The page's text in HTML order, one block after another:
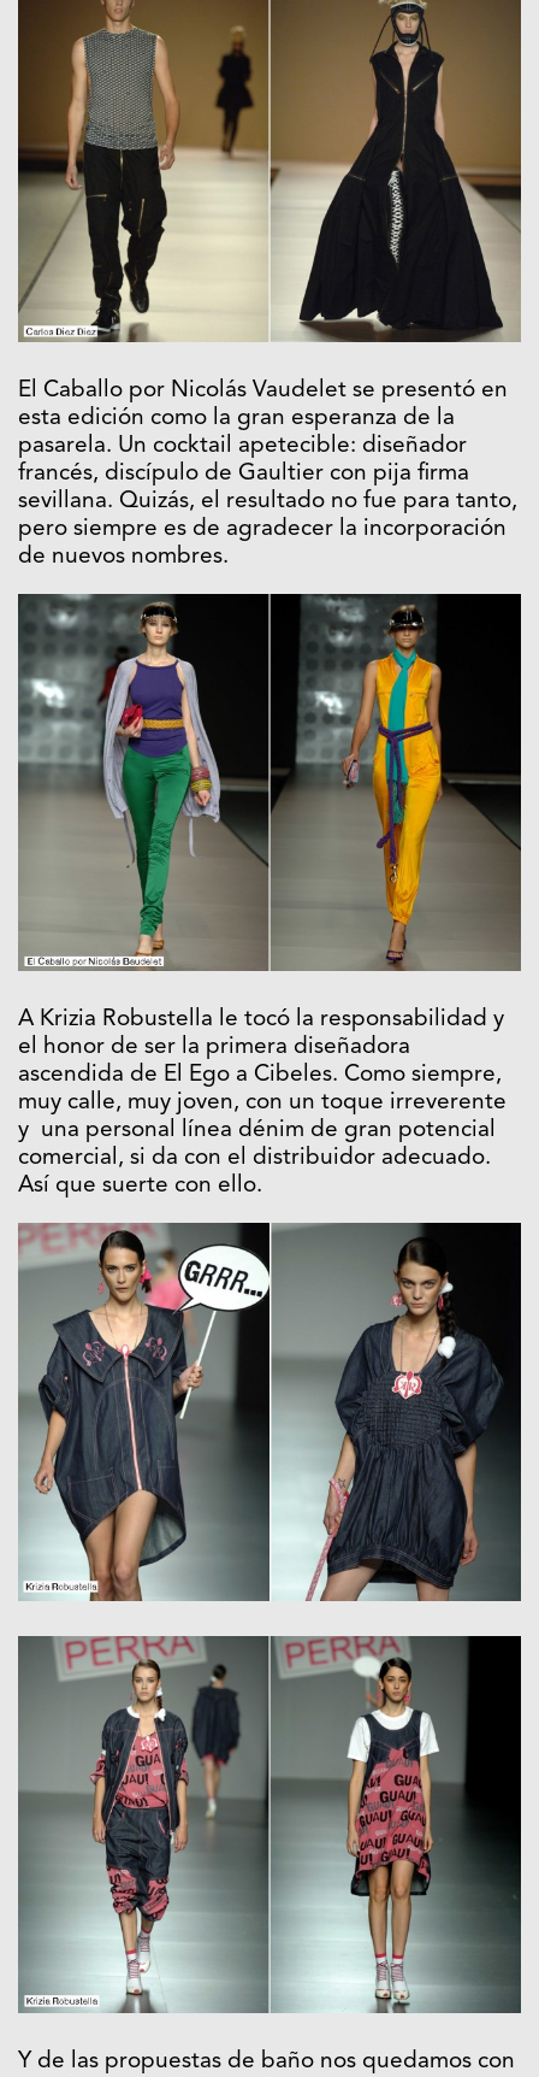
El Caballo por Nicolás Vaudelet se presentó en
esta edición como la gran esperanza de la
pasarela. Un cocktail apetecible: diseñador
francés, discípulo de Gaultier con pija firma
sevillana. Quizás, el resultado no fue para tanto,
pero siempre es de agradecer la incorporación
de nuevos nombres.
A Krizia Robustella le tocó la responsabilidad y
el honor de ser la primera diseñadora
ascendida de El Ego a Cibeles. Como siempre,
muy calle, muy joven, con un toque irreverente
y una personal línea dénim de gran potencial
comercial, si da con el distribuidor adecuado.
Así que suerte con ello.
Y de las propuestas de baño nos quedamos con